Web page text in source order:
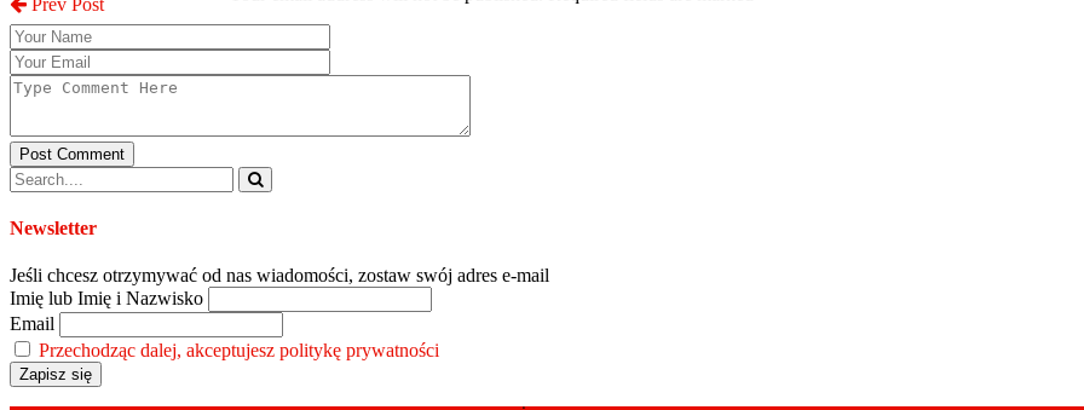
Prev Post
Post Comment
Newsletter
Jeśli chcesz otrzymywać od nas wiadomości, zostaw swój adres e-mail
Imię lub Imię i Nazwisko
Email
Przechodząc dalej, akceptujesz politykę prywatności